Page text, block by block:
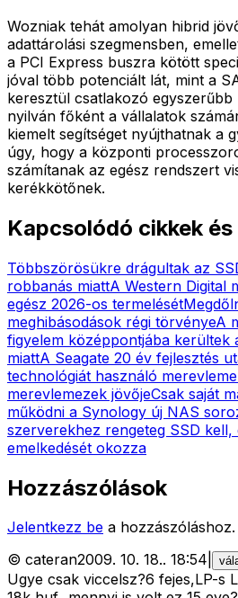
Wozniak tehát amolyan hibrid
adattárolási szegmensben,
a PCI Express buszra kötött
jóval több potenciált lát, mint a
keresztül csatlakozó
nyilván főként a vállalatok
kiemelt segítséget nyújthatnak a
úgy, hogy a központi
számítanak az egész rendszert
kerékkötőnek.
Kapcsolódó cikkek és
Többszörösükre drágultak az
robbanás miattA Western Digital
egész 2026-os termelését
meghibásodások régi törvényeA
figyelem középpontjába kerültek
miattA Seagate 20 év fejlesztés
technológiát használó
merevlemezek jövőjeCsak saját
működni a Synology új NAS
szerverekhez rengeteg SSD kell,
emelkedését okozza
Hozzászólások
Jelentkezz be a hozzászóláshoz.
© cateran2009. 10. 18.. 18:54
Ugye csak viccelsz?6 fejes,LP-s